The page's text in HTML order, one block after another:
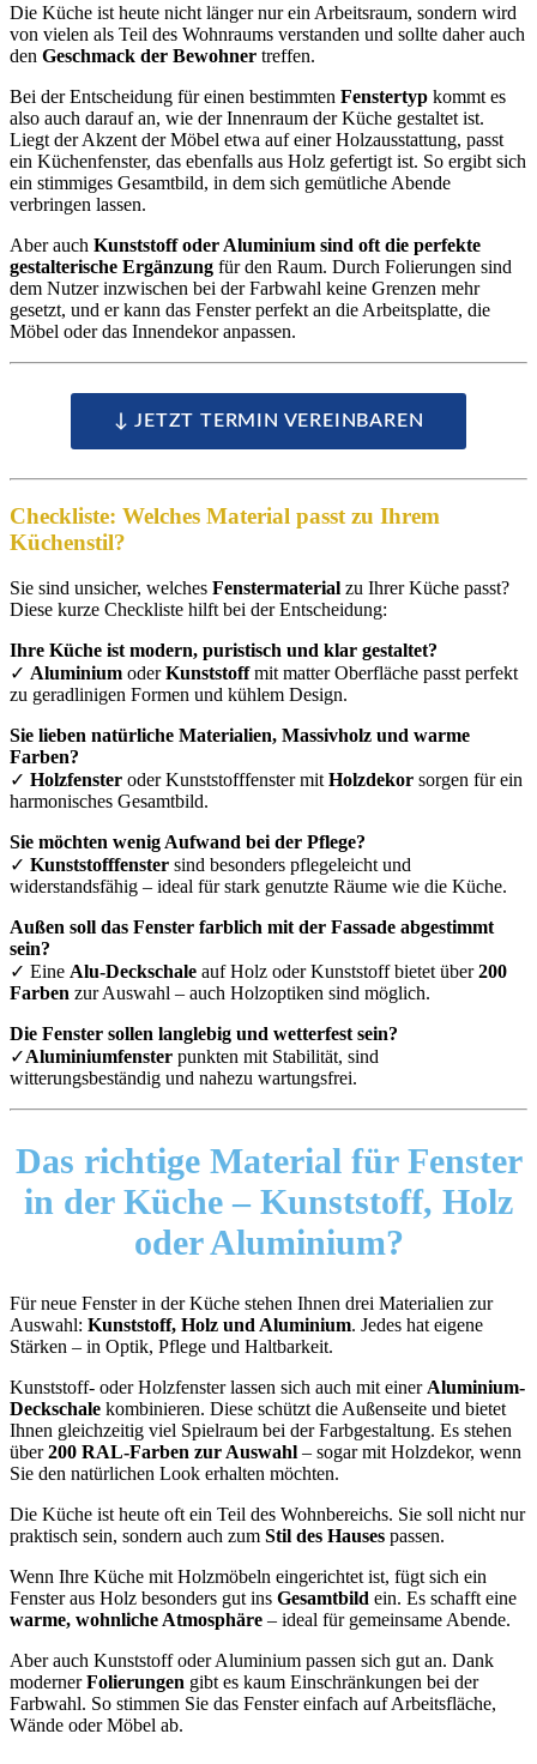
Die Küche ist heute nicht länger nur ein Arbeitsraum, sondern wird
von vielen als Teil des Wohnraums verstanden und sollte daher auch
den Geschmack der Bewohner treffen.
Bei der Entscheidung für einen bestimmten Fenstertyp kommt es
also auch darauf an, wie der Innenraum der Küche gestaltet ist.
Liegt der Akzent der Möbel etwa auf einer Holzausstattung, passt
ein Küchenfenster, das ebenfalls aus Holz gefertigt ist. So ergibt sich
ein stimmiges Gesamtbild, in dem sich gemütliche Abende
verbringen lassen.
Aber auch Kunststoff oder Aluminium sind oft die perfekte
gestalterische Ergänzung für den Raum. Durch Folierungen sind
dem Nutzer inzwischen bei der Farbwahl keine Grenzen mehr
gesetzt, und er kann das Fenster perfekt an die Arbeitsplatte, die
Möbel oder das Innendekor anpassen.
↓ JETZT TERMIN VEREINBAREN
Checkliste: Welches Material passt zu Ihrem
Küchenstil?
Sie sind unsicher, welches Fenstermaterial zu Ihrer Küche passt?
Diese kurze Checkliste hilft bei der Entscheidung:
Ihre Küche ist modern, puristisch und klar gestaltet?
✓ Aluminium oderKunststoffmit matter Oberfläche passt perfekt
zu geradlinigen Formen und kühlem Design.
Sie lieben natürliche Materialien, Massivholz und warme
Farben?
✓ Holzfenster oder Kunststofffenster mit Holzdekor sorgen für ein
harmonisches Gesamtbild.
Sie möchten wenig Aufwand bei der Pflege?
✓ Kunststofffenster sind besonders pflegeleicht und
widerstandsfähig – ideal für stark genutzte Räume wie die Küche.
Außen soll das Fenster farblich mit der Fassade abgestimmt
sein?
✓ Eine Alu-Deckschale auf Holz oder Kunststoff bietet über200
Farben zur Auswahl – auch Holzoptiken sind möglich.
Die Fenster sollen langlebig und wetterfest sein?
✓Aluminiumfenster punkten mit Stabilität, sind
witterungsbeständig und nahezu wartungsfrei.
Das richtige Material für Fenster
in der Küche –Kunststoff, Holz
oder Aluminium?
Für neue Fenster in der Küche stehen Ihnen drei Materialien zur
Auswahl: Kunststoff, Holz und Aluminium. Jedes hat eigene
Stärken – in Optik, Pflege und Haltbarkeit.
Kunststoff- oder Holzfenster lassen sich auch mit einer Aluminium-
Deckschale kombinieren. Diese schützt die Außenseite und bietet
Ihnen gleichzeitig viel Spielraum bei der Farbgestaltung. Es stehen
über200 RAL-Farben zur Auswahl – sogar mit Holzdekor, wenn
Sie den natürlichen Look erhalten möchten.
Die Küche ist heute oft ein Teil des Wohnbereichs. Sie soll nicht nur
praktisch sein, sondern auch zum Stil des Hauses passen.
Wenn Ihre Küche mit Holzmöbeln eingerichtet ist, fügt sich ein
Fenster aus Holz besonders gut ins Gesamtbild ein. Es schafft eine
warme, wohnliche Atmosphäre – ideal für gemeinsame Abende.
Aber auch Kunststoff oder Aluminium passen sich gut an. Dank
modernerFolierungen gibt es kaum Einschränkungen bei der
Farbwahl. So stimmen Sie das Fenster einfach auf Arbeitsfläche,
Wände oder Möbel ab.